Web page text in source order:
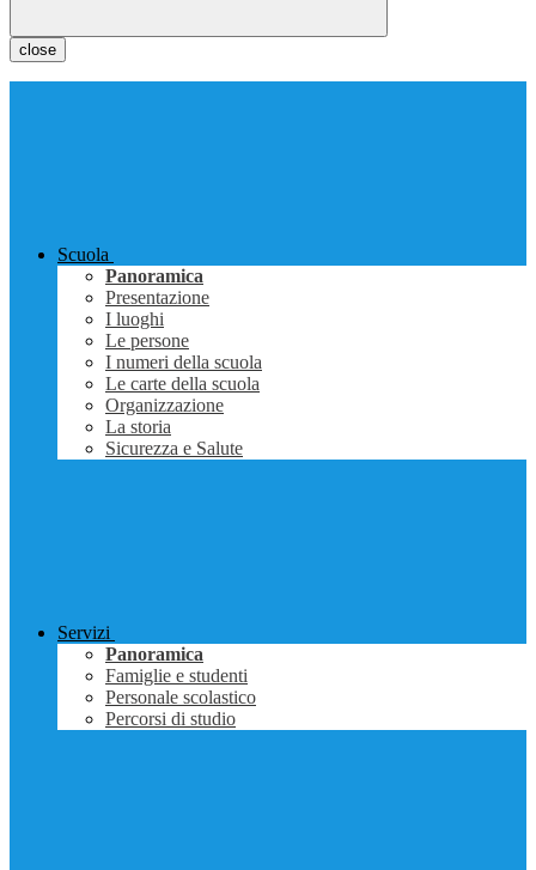
close
Scuola
Panoramica
Presentazione
I luoghi
Le persone
I numeri della scuola
Le carte della scuola
Organizzazione
La storia
Sicurezza e Salute
Servizi
Panoramica
Famiglie e studenti
Personale scolastico
Percorsi di studio